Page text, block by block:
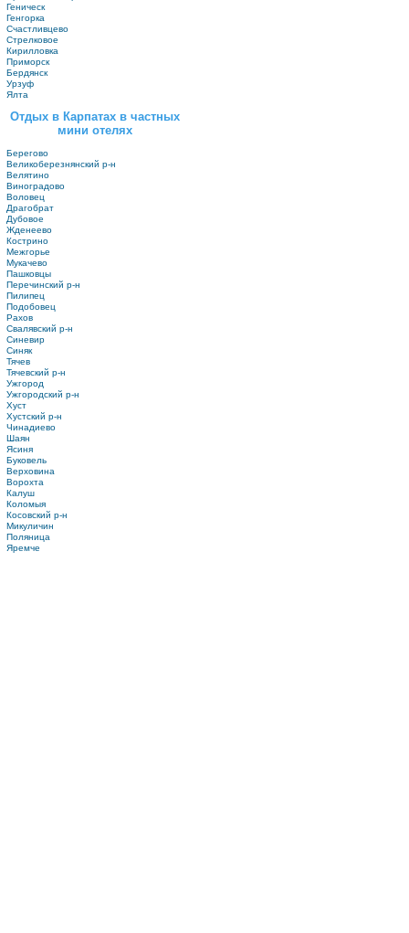
Геническ
Генгорка
Счастливцево
Стрелковое
Кирилловка
Приморск
Бердянск
Урзуф
Ялта
Отдых в Карпатах в частных
мини отелях
Берегово
Великоберезнянский р-н
Велятино
Виноградово
Воловец
Драгобрат
Дубовое
Жденеево
Кострино
Межгорье
Мукачево
Пашковцы
Перечинский р-н
Пилипец
Подобовец
Рахов
Свалявский р-н
Синевир
Синяк
Тячев
Тячевский р-н
Ужгород
Ужгородский р-н
Хуст
Хустский р-н
Чинадиево
Шаян
Ясиня
Буковель
Верховина
Ворохта
Калуш
Коломыя
Косовский р-н
Микуличин
Поляница
Яремче